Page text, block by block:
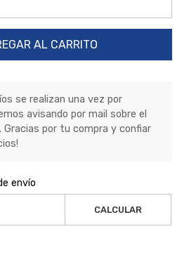
AL CARRITO
se realizan una vez por
avisando por mail sobre el
Gracias por tu compra y confiar
envío
CALCULAR